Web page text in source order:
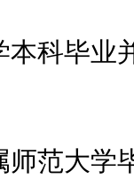
毕业
范大学